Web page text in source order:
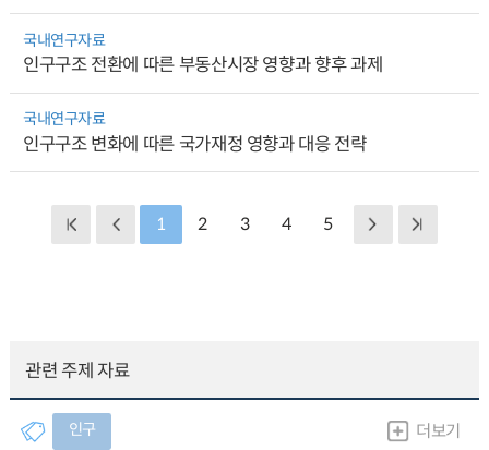
국내연구자료
인구구조 전환에 따른 부동산시장 영향과 향후 과제
국내연구자료
인구구조 변화에 따른 국가재정 영향과 대응 전략
1 2 3 4 5
관련 주제 자료
인구 더보기